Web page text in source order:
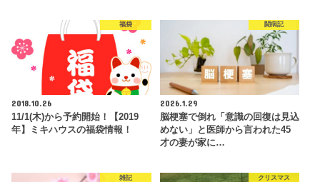
福袋
2018.10.26
11/1(木)から予約開始！【2019
年】ミキハウスの福袋情報！
闘病記
2026.1.29
脳梗塞で倒れ「意識の回復は見込
めない」と医師から言われた45
才の妻が家に…
雑記 クリスマス